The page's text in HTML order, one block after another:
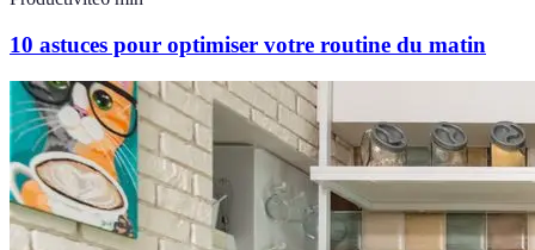
10 astuces pour optimiser votre routine du matin